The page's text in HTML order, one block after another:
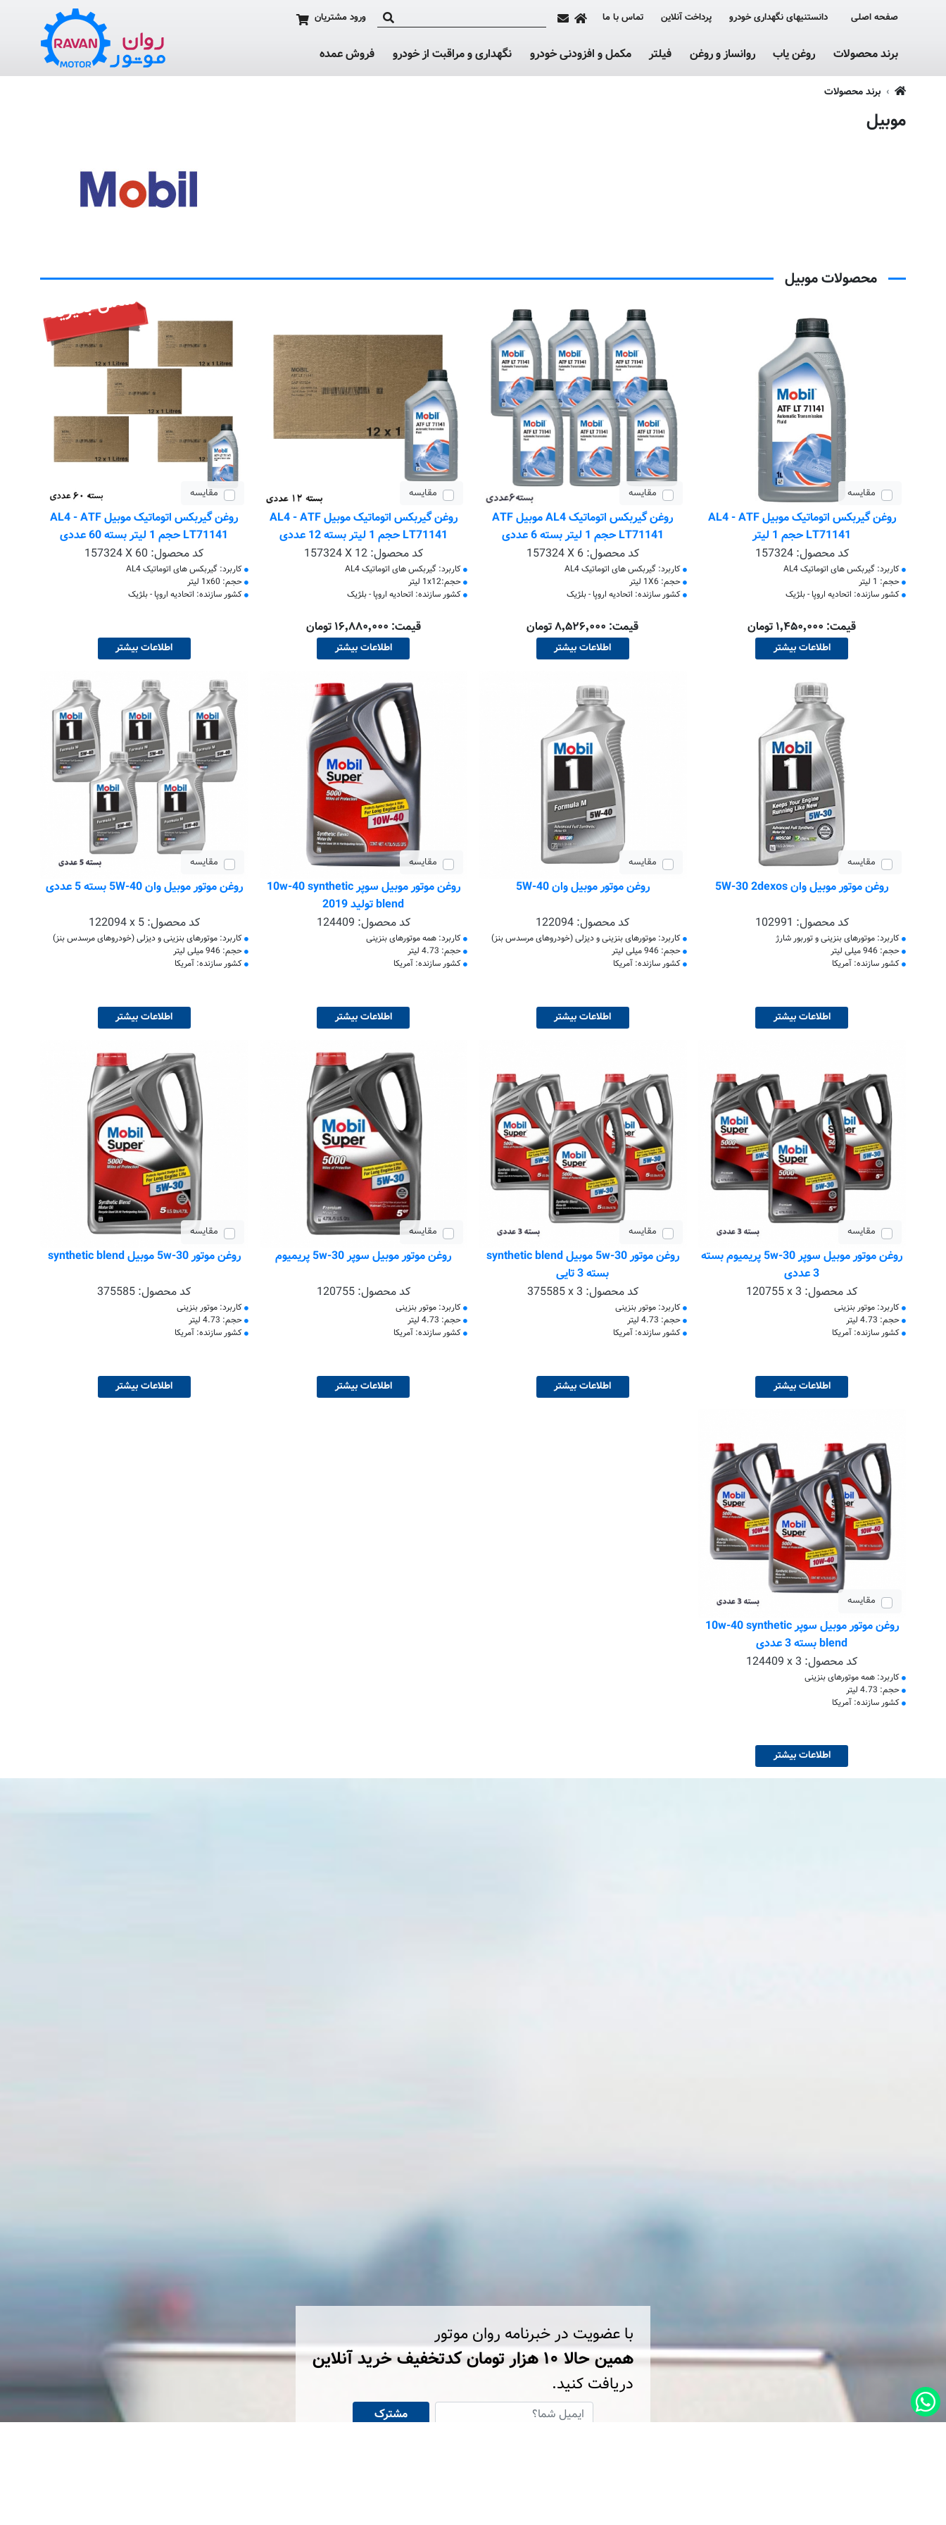
صفحه اصلی دانستنیهای نگهداری خودرو پرداخت آنلاین تماس با ما ورود مشتریان
برند محصولات روغن یاب روانساز و روغن فیلتر مکمل و افزودنی خودرو نگهداری و مراقبت از خودرو فروش عمده
برند محصولات
موبیل
محصولات موبیل
مقایسه
روغن گیربکس اتوماتیک موبیل AL4 - ATF
LT71141 حجم 1 لیتر
کد محصول:157324
کاربرد: گیربکس های اتوماتیک AL4
حجم: 1 لیتر
کشور سازنده: اتحادیه اروپا - بلژیک
قیمت: ۱٬۴۵۰٬۰۰۰ تومان
اطلاعات بیشتر
مقایسه
روغن گیربکس اتوماتیک AL4 موبیل ATF
LT71141 حجم 1 لیتر بسته 6 عددی
کد محصول:157324 X 6
کاربرد: گیربکس های اتوماتیک AL4
حجم: 1X6 لیتر
کشور سازنده: اتحادیه اروپا - بلژیک
قیمت: ۸٬۵۲۶٬۰۰۰ تومان
اطلاعات بیشتر
مقایسه
روغن گیربکس اتوماتیک موبیل AL4 - ATF
LT71141 حجم 1 لیتر بسته 12 عددی
کد محصول:157324 X 12
کاربرد: گیربکس های اتوماتیک AL4
حجم:1x12 لیتر
کشور سازنده: اتحادیه اروپا - بلژیک
قیمت: ۱۶٬۸۸۰٬۰۰۰ تومان
اطلاعات بیشتر
تماس بگیرید
مقایسه
روغن گیربکس اتوماتیک موبیل AL4 - ATF
LT71141 حجم 1 لیتر بسته 60 عددی
کد محصول: 157324 X 60
کاربرد: گیربکس های اتوماتیک AL4
حجم: 1x60 لیتر
کشور سازنده: اتحادیه اروپا - بلژیک
اطلاعات بیشتر
مقایسه
روغن موتور موبیل وان 5W-30 2dexos
کد محصول: 102991
کاربرد: موتورهای بنزینی و توربور شارژ
حجم: 946 میلی لیتر
کشور سازنده: آمریکا
اطلاعات بیشتر
مقایسه
روغن موتور موبیل وان 5W-40
کد محصول: 122094
کاربرد: موتورهای بنزینی و دیزلی (خودروهای مرسدس بنز)
حجم: 946 میلی لیتر
کشور سازنده: آمریکا
اطلاعات بیشتر
مقایسه
روغن موتور موبیل سوپر 10w-40 synthetic
blend تولید 2019
کد محصول: 124409
کاربرد: همه موتورهای بنزینی
حجم: 4.73 لیتر
کشور سازنده: آمریکا
اطلاعات بیشتر
مقایسه
روغن موتور موبیل وان 5W-40 بسته 5 عددی
کد محصول:122094 x 5
کاربرد: موتورهای بنزینی و دیزلی (خودروهای مرسدس بنز)
حجم: 946 میلی لیتر
کشور سازنده: آمریکا
اطلاعات بیشتر
مقایسه
روغن موتور موبیل سوپر 5w-30 پریمیوم بسته
3 عددی
کد محصول: 120755 x 3
کاربرد: موتور بنزینی
حجم: 4.73 لیتر
کشور سازنده: آمریکا
اطلاعات بیشتر
مقایسه
روغن موتور 5w-30 موبیل synthetic blend
بسته 3 تایی
کد محصول: 375585 x 3
کاربرد: موتور بنزینی
حجم: 4.73 لیتر
کشور سازنده: آمریکا
اطلاعات بیشتر
مقایسه
روغن موتور موبیل سوپر 5w-30 پریمیوم
کد محصول:120755
کاربرد: موتور بنزینی
حجم: 4.73 لیتر
کشور سازنده: آمریکا
اطلاعات بیشتر
مقایسه
روغن موتور 5w-30 موبیل synthetic blend
کد محصول: 375585
کاربرد: موتور بنزینی
حجم: 4.73 لیتر
کشور سازنده: آمریکا
اطلاعات بیشتر
مقایسه
روغن موتور موبیل سوپر 10w-40 synthetic
blend بسته 3 عددی
کد محصول: 124409 x 3
کاربرد: همه موتورهای بنزینی
حجم: 4.73 لیتر
کشور سازنده: آمریکا
اطلاعات بیشتر
با عضویت در خبرنامه روان موتور
همین حالا ۱۰ هزار تومان کد‌تخفیف خرید آنلاین
دریافت کنید.
مشترک